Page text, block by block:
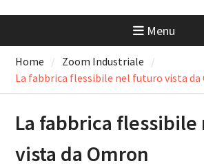
Menu
Home
Zoom Industriale
La fabbrica flessibile nel futuro vista da
La fabbrica
vista da Omron